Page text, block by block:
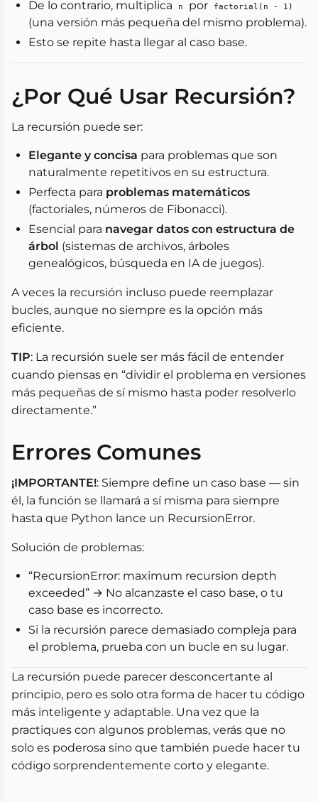
De lo contrario, multiplica
n por factorial(n - 1)
(una versión más pequeña del mismo problema).
Esto se repite hasta llegar al caso base.
¿Por Qué Usar Recursión?
La recursión puede ser:
Elegante y concisa para problemas que son
naturalmente repetitivos en su estructura.
Perfecta para problemas matemáticos
(factoriales, números de Fibonacci).
Esencial para navegar datos con estructura de
árbol (sistemas de archivos, árboles
genealógicos, búsqueda en IA de juegos).
A veces la recursión incluso puede reemplazar
bucles, aunque no siempre es la opción más
eficiente.
TIP: La recursión suele ser más fácil de entender
cuando piensas en “dividir el problema en versiones
más pequeñas de sí mismo hasta poder resolverlo
directamente.”
Errores Comunes
¡IMPORTANTE!: Siempre define un caso base — sin
él, la función se llamará a sí misma para siempre
hasta que Python lance un RecursionError.
Solución de problemas:
“RecursionError: maximum recursion depth
exceeded” → No alcanzaste el caso base, o tu
caso base es incorrecto.
Si la recursión parece demasiado compleja para
el problema, prueba con un bucle en su lugar.
La recursión puede parecer desconcertante al
principio, pero es solo otra forma de hacer tu código
más inteligente y adaptable. Una vez que la
practiques con algunos problemas, verás que no
solo es poderosa sino que también puede hacer tu
código sorprendentemente corto y elegante.